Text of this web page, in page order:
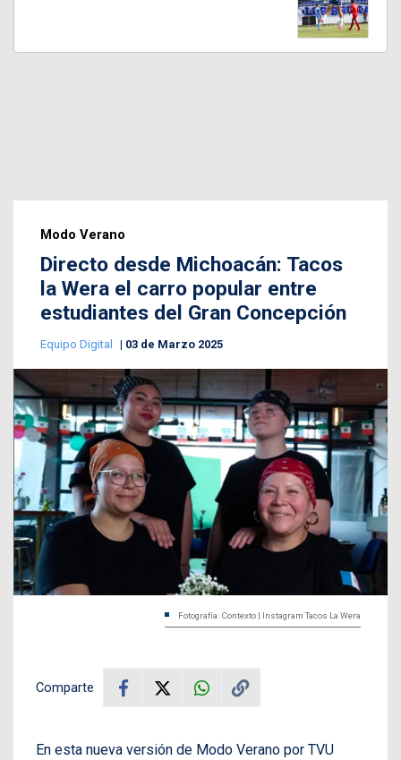
Modo Verano
Directo desde Michoacán: Tacos
la Wera el carro popular entre
estudiantes del Gran Concepción
Equipo Digital 03 de Marzo 2025
Fotografía: Contexto | Instagram Tacos La Wera
Comparte
En esta nueva versión de Modo Verano por TVU